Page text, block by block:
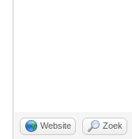
Website Zoek